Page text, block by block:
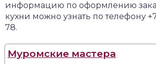
информацию по оформлению
кухни можно узнать по телефону
78.
Муромские мастера